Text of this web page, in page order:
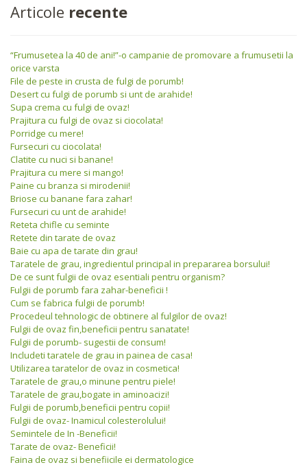
Articole recente
“Frumusetea la 40 de ani!”-o campanie de promovare a frumusetii la
orice varsta
File de peste in crusta de fulgi de porumb!
Desert cu fulgi de porumb si unt de arahide!
Supa crema cu fulgi de ovaz!
Prajitura cu fulgi de ovaz si ciocolata!
Porridge cu mere!
Fursecuri cu ciocolata!
Clatite cu nuci si banane!
Prajitura cu mere si mango!
Paine cu branza si mirodenii!
Briose cu banane fara zahar!
Fursecuri cu unt de arahide!
Reteta chifle cu seminte
Retete din tarate de ovaz
Baie cu apa de tarate din grau!
Taratele de grau, ingredientul principal in prepararea borsului!
De ce sunt fulgii de ovaz esentiali pentru organism?
Fulgii de porumb fara zahar-beneficii !
Cum se fabrica fulgii de porumb!
Procedeul tehnologic de obtinere al fulgilor de ovaz!
Fulgii de ovaz fin,beneficii pentru sanatate!
Fulgii de porumb- sugestii de consum!
Includeti taratele de grau in painea de casa!
Utilizarea taratelor de ovaz in cosmetica!
Taratele de grau,o minune pentru piele!
Taratele de grau,bogate in aminoacizi!
Fulgii de porumb,beneficii pentru copii!
Fulgii de ovaz- Inamicul colesterolului!
Semintele de In -Beneficii!
Tarate de ovaz- Beneficii!
Faina de ovaz si benefiicile ei dermatologice